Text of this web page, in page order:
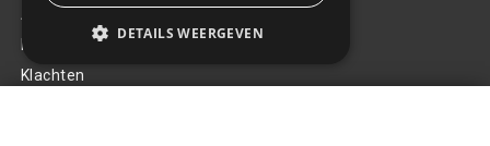
Algemene voorwaarden
Privacy Policy
Klachten
DETAILS WEERGEVEN